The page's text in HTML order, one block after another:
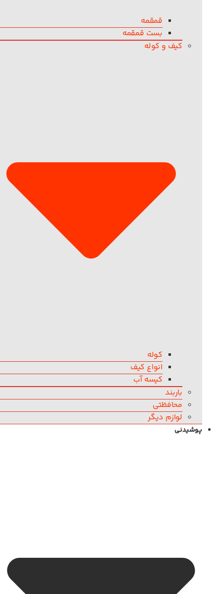
قمقمه
بست قمقمه
کیف و کوله
کوله
انواع کیف
کیسه آب
باربند
محافظتی
لوازم دیگر
پوشیدنی